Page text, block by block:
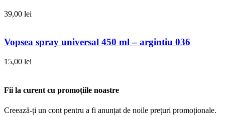
39,00 lei
Vopsea spray universal 450 ml – argintiu 036
15,00 lei
Fii la curent cu promoțiile noastre
Creează-ți un cont pentru a fi anunțat de noile prețuri promoționale.